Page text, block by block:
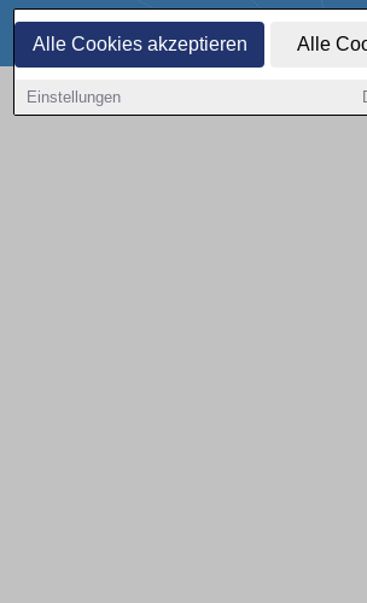
Alle Cookies akzeptieren Alle
Einstellungen
Datenschutz Cookies
Copyright © 2000 - 2026 | 1A Infosysteme GmbH |